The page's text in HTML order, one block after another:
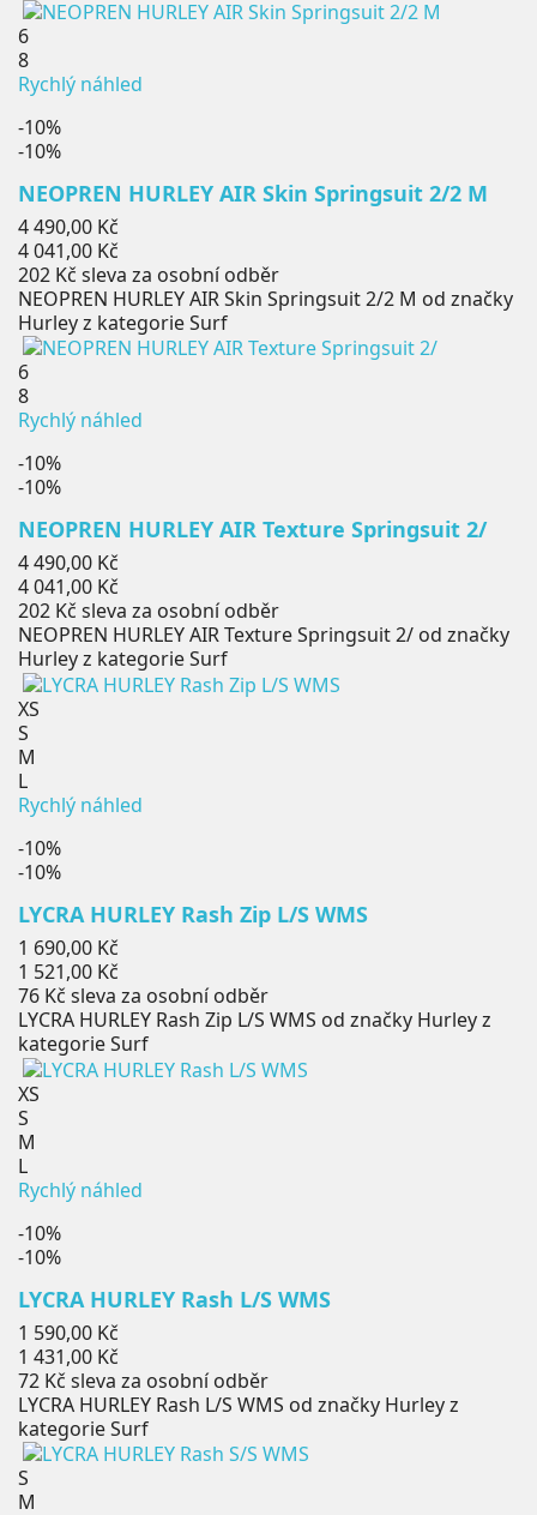
6
8
Rychlý náhled
-10%
-10%
NEOPREN HURLEY AIR Skin Springsuit 2/2 M
Běžná
cena
4 490,00 Kč
Cena
4 041,00 Kč
202 Kč sleva za osobní odběr
NEOPREN HURLEY AIR Skin Springsuit 2/2 M od značky
Hurley z kategorie Surf
6
8
Rychlý náhled
-10%
-10%
NEOPREN HURLEY AIR Texture Springsuit 2/
Běžná
cena
4 490,00 Kč
Cena
4 041,00 Kč
202 Kč sleva za osobní odběr
NEOPREN HURLEY AIR Texture Springsuit 2/ od značky
Hurley z kategorie Surf
XS
S
M
L
Rychlý náhled
-10%
-10%
LYCRA HURLEY Rash Zip L/S WMS
Běžná
cena
1 690,00 Kč
Cena
1 521,00 Kč
76 Kč sleva za osobní odběr
LYCRA HURLEY Rash Zip L/S WMS od značky Hurley z
kategorie Surf
XS
S
M
L
Rychlý náhled
-10%
-10%
LYCRA HURLEY Rash L/S WMS
Běžná
cena
1 590,00 Kč
Cena
1 431,00 Kč
72 Kč sleva za osobní odběr
LYCRA HURLEY Rash L/S WMS od značky Hurley z
kategorie Surf
S
M